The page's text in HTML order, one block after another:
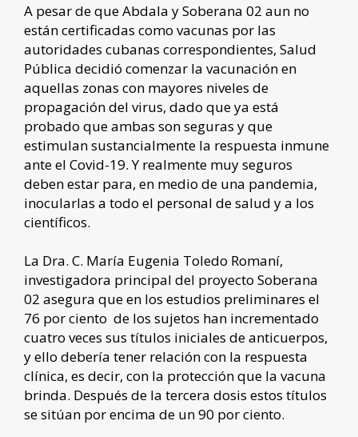
A pesar de que Abdala y Soberana 02 aun no
están certificadas como vacunas por las
autoridades cubanas correspondientes, Salud
Pública decidió comenzar la vacunación en
aquellas zonas con mayores niveles de
propagación del virus, dado que ya está
probado que ambas son seguras y que
estimulan sustancialmente la respuesta inmune
ante el Covid-19. Y realmente muy seguros
deben estar para, en medio de una pandemia,
inocularlas a todo el personal de salud y a los
científicos.
La Dra. C. María Eugenia Toledo Romaní,
investigadora principal del proyecto Soberana
02 asegura que en los estudios preliminares el
76 por ciento de los sujetos han incrementado
cuatro veces sus títulos iniciales de anticuerpos,
y ello debería tener relación con la respuesta
clínica, es decir, con la protección que la vacuna
brinda. Después de la tercera dosis estos títulos
se sitúan por encima de un 90 por ciento.